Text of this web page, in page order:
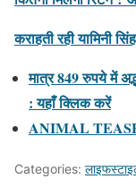
कराहती रही यामिनी
मात्र 849 रुपये में
: यहाँ क्लिक करें
ANIMAL
Categories: